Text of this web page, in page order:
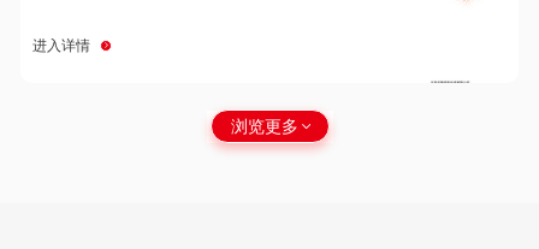
进入详情
浏览更多